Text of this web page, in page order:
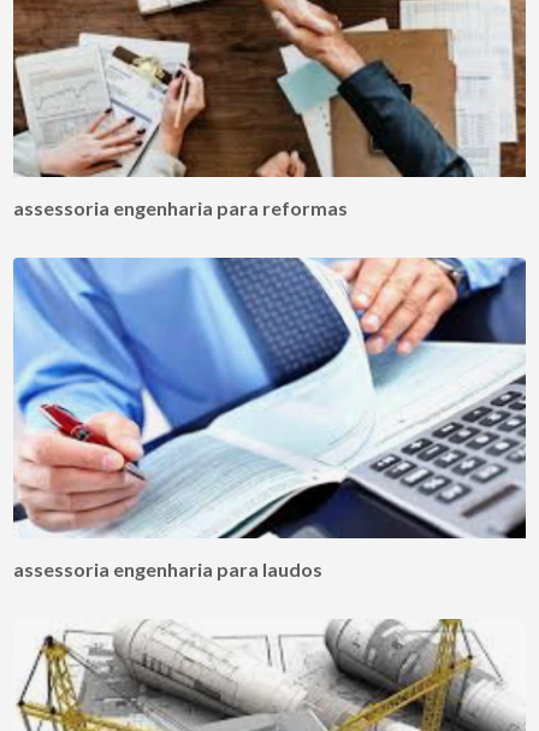
assessoria engenharia para reformas
assessoria engenharia para laudos